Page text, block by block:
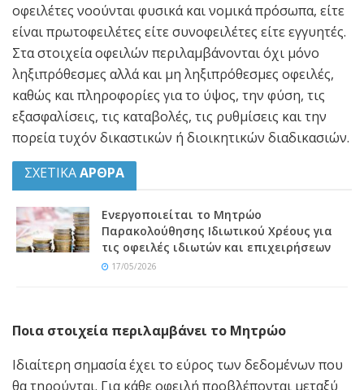
οφειλέτες νοούνται φυσικά και νομικά πρόσωπα, είτε
είναι πρωτοφειλέτες είτε συνοφειλέτες είτε εγγυητές.
Στα στοιχεία οφειλών περιλαμβάνονται όχι μόνο
ληξιπρόθεσμες αλλά και μη ληξιπρόθεσμες οφειλές,
καθώς και πληροφορίες για το ύψος, την φύση, τις
εξασφαλίσεις, τις καταβολές, τις ρυθμίσεις και την
πορεία τυχόν δικαστικών ή διοικητικών διαδικασιών.
ΣΧΕΤΙΚΑΑΡΘΡΑ
Ενεργοποιείται το Μητρώο
Παρακολούθησης Ιδιωτικού Χρέους για
τις οφειλές ιδιωτών και επιχειρήσεων
17/05/2026
Ποια στοιχεία περιλαμβάνει το Μητρώο
Ιδιαίτερη σημασία έχει το εύρος των δεδομένων που
θα τηρούνται. Για κάθε οφειλή προβλέπονται μεταξύ